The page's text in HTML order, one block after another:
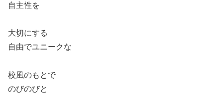
自主性を
大切にする
自由でユニークな
校風のもとで
のびのびと